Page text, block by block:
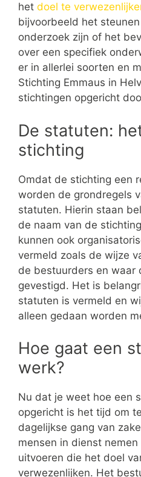
het doel te
bijvoorbeeld het
onderzoek zijn of het
over een specifiek
er in allerlei soorten en
Stichting Emmaus in
stichtingen opgericht
De statuten:
stichting
Omdat de stichting een
worden de grondregels
statuten. Hierin staan
de naam van de
kunnen ook
vermeld zoals de wijze
de bestuurders en waar
gevestigd. Het is
statuten is vermeld en
alleen gedaan worden
Hoe gaat een
werk?
Nu dat je weet hoe een
opgericht is het tijd om
dagelijkse gang van
mensen in dienst
uitvoeren die het doel
verwezenlijken. Het